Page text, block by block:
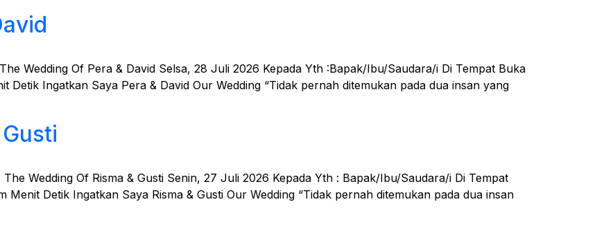
Wedding Of Pera & David Selsa, 28 Juli 2026 Kepada Yth :Bapak/Ibu/Saudara/i Di Tempat Buka
Ingatkan Saya Pera & David Our Wedding “Tidak pernah ditemukan pada dua insan yang
Wedding Of Risma & Gusti Senin, 27 Juli 2026 Kepada Yth : Bapak/Ibu/Saudara/i Di Tempat
Detik Ingatkan Saya Risma & Gusti Our Wedding “Tidak pernah ditemukan pada dua insan